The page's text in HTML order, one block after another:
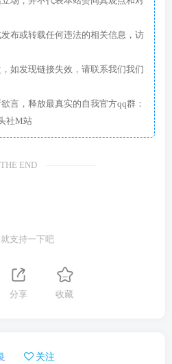
布或转载任何违法的相关信息，访
如发现链接失效，请联系我们我们
言，释放最真实的自我官方qq群：
漫头社M站
THE END
支持一下吧
分享 收藏
关注